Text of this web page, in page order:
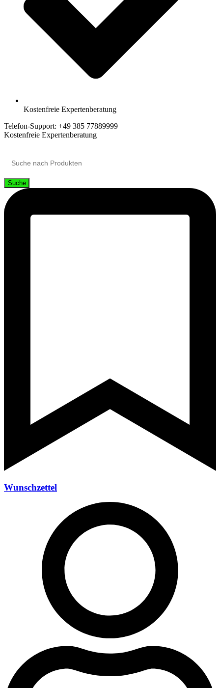
Kostenfreie Expertenberatung
Telefon-Support: +49 385 77889999
Kostenfreie Expertenberatung
Suche
Wunschzettel